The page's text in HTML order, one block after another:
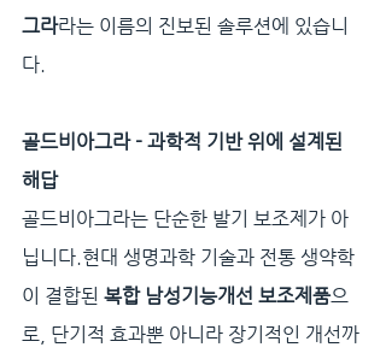
그라라는 이름의 진보된 솔루션에 있습니
다.
골드비아그라 - 과학적 기반 위에 설계된
해답
골드비아그라는 단순한 발기 보조제가 아
닙니다.현대 생명과학 기술과 전통 생약학
이 결합된 복합 남성기능개선 보조제품으
로, 단기적 효과뿐 아니라 장기적인 개선까